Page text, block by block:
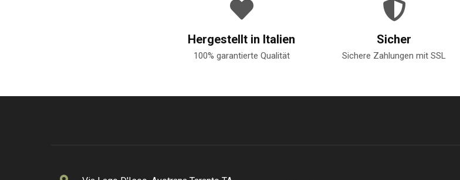
Hergestellt in Italien
100% garantierte Qualität
Sicher
Sichere Zahlungen mit SSL